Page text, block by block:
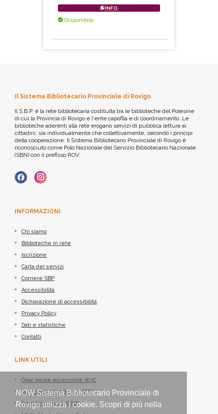
NOW Sistema Bibliotecario Provinciale di
Rovigo utilizza i cookie. Scopri di più nella
INFO
Disponibile
Il Sistema Bibliotecario Provinciale di Rovigo
Il S.B.P. è la rete bibliotecaria costituita tra le biblioteche del Polesine
di cui la Provincia di Rovigo è l'ente capofila e di coordinamento. Le
biblioteche aderenti alla rete erogano servizi di pubblica lettura ai
cittadini, sia individualmente che collettivamente, secondo i principi
della cooperazione. Il Sistema Bibliotecario Provinciale di Rovigo è
riconosciuto come Polo Nazionale del Servizio Bibliotecario Nazionale
(SBN) con il prefisso ROV.
INFORMAZIONI
Chi siamo
Biblioteche in rete
Iscrizione
Carta dei servizi
Corriere SBP
Accessibilità
Dichiarazione di accessibilità
Privacy Policy
Dati e statistiche
Contatti
LINK UTILI
Opac locale accessibile W3C
Opac Nazionale Indice SBN
Periodici italiani ACNP